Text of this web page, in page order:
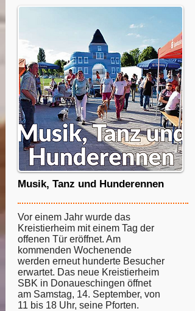
Musik, Tanz und Hunderennen
Vor einem Jahr wurde das
Kreistierheim mit einem Tag der
offenen Tür eröffnet. Am
kommenden Wochenende
werden erneut hunderte Besucher
erwartet. Das neue Kreistierheim
SBK in Donaueschingen öffnet
am Samstag, 14. September, von
11 bis 18 Uhr, seine Pforten.